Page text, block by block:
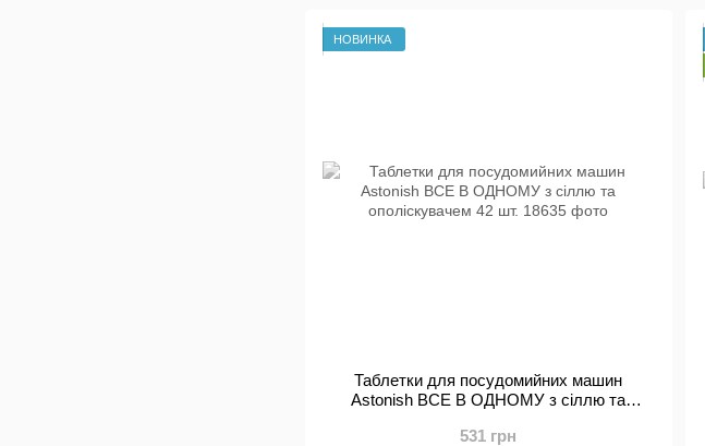
НОВИНКА
Таблетки для посудомийних машин
Astonish ВСЕ В ОДНОМУ з сіллю та
531 грн